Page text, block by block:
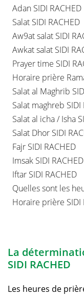
Adan SIDI RACHED
Salat SIDI RACHED
Aw9at salat SIDI
Awkat salat SIDI
Prayer time SIDI
Horaire prière
Salat al Maghrib
Salat maghreb SIDI
Salat al icha / Isha
Salat Dhor SIDI
Fajr SIDI RACHED
Imsak SIDI RACHED
Iftar SIDI RACHED
Quelles sont les
Horaire prière SIDI
La
SIDI RACHED
Les heures de